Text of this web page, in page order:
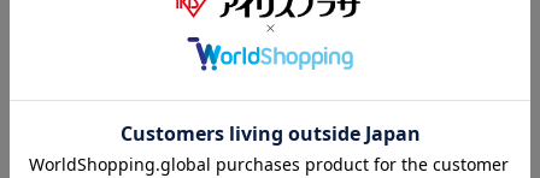
野菜や果物をカテゴリー別で分けたり、柔らかい食材を傷付
かないように保護できたり、管理しやすく便利。
・うるうま鮮度キープ
うるおい空間で約7日間鮮度キープ。
冷気を直接当てずに乾燥を防ぐ。